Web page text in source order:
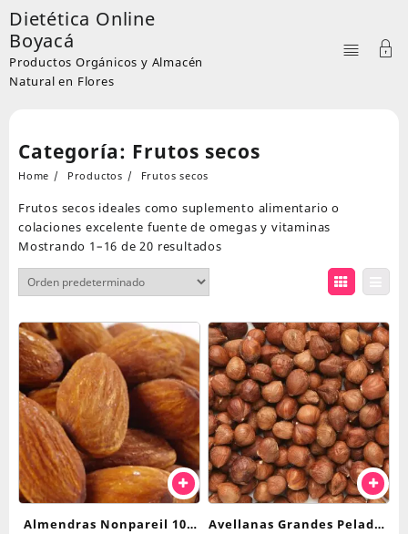
Skip
to
content
Dietética Online
Boyacá
Productos Orgánicos y Almacén
Natural en Flores
Categoría: Frutos secos
Home Productos Frutos secos
Frutos secos ideales como suplemento alimentario o
colaciones excelente fuente de omegas y vitaminas
Mostrando 1–16 de 20 resultados
Almendras Nonpareil 100
Avellanas Grandes Peladas